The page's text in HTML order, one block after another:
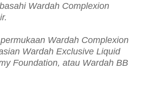
Wardah Complexion
Wardah Complexion
Wardah Exclusive Liquid
Foundation, atau Wardah BB